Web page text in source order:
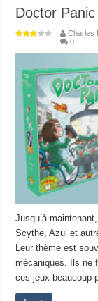
Doctor
Charles
0
Jusqu’à
Scythe, Azul et
Leur thème est
mécaniques. Ils ne
ces jeux beaucoup